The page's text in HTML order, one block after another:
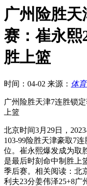
广州险胜
赛：崔永熙
胜上篮
时间：04-02 来源： 体
广州险胜天津7连胜锁
上篮
北京时间3月29日，
103-99险胜天津豪取7
位。崔永熙爆发成为取
是最后时刻命中制胜上
季后赛。相关阅读：北
利夫23分姜伟泽25+8广